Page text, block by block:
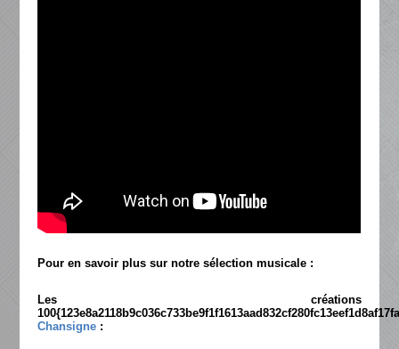
Pour en savoir plus sur notre sélection musicale :
Les créations
Chansigne :